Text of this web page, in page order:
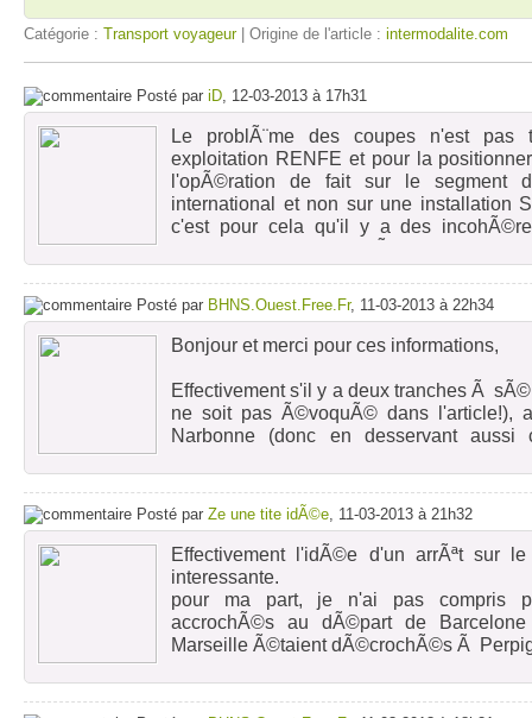
Catégorie : Transport voyageur| Origine de l'article : intermodalite.com
Posté par iD, 12-03-2013 à 17h31
Le problÃ¨me des coupes n'est pas
exploitation RENFE et pour la
l'opÃ©ration de fait sur le segment
international et non sur une installation
c'est pour cela qu'il y a des
RENFE.
Posté par BHNS.Ouest.Free.Fr, 11-03-2013 à 22h34
Bonjour et merci pour ces informations,
Effectivement s'il y a deux tranches Ã
ne soit pas Ã©voquÃ© dans l'article!),
Narbonne (donc en desservant
Par ailleurs il y a des choses
mentionnÃ©s dans l'article :
1. Les Tlse-Bcln sont beaucoup plus
idÃ©e d'explication?
2. Et ce alors que le Tlse-Bcln en 3h21
Perpignan, alors qu'un Bcln-Tlse met
pourtant 9 minutes Ã Perpignan!
Posté par Ze une tite idÃ©e, 11-03-2013 à 21h32
Effectivement l'idÃ©e d'un arrÃªt sur
interessante.
pour ma part, je n'ai pas compris
accrochÃ©s au dÃ©part de
Marseille Ã©taient dÃ©crochÃ©s Ã
Ã l'entrÃ©e de Narbonne. Les
permettrait de desservir Narbonne et